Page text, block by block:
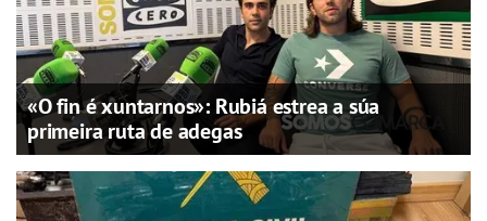
«O fin é xuntarnos»: Rubiá estrea a súa
primeira ruta de adegas